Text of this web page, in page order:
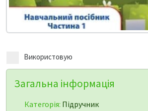
Використовую
Загальна інформація
Категорія: Підручник